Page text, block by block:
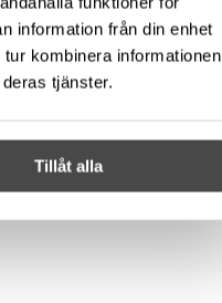
information från din enhet
kombinera informationen
tjänster.
Tillåt alla